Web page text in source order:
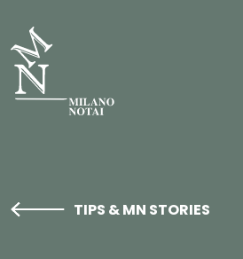
TIPS & MN STORIES